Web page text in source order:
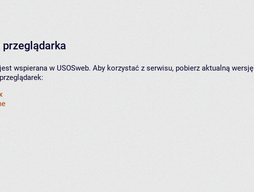
wspierana w USOSweb. Aby korzystać z serwisu, pobierz aktualną wersję